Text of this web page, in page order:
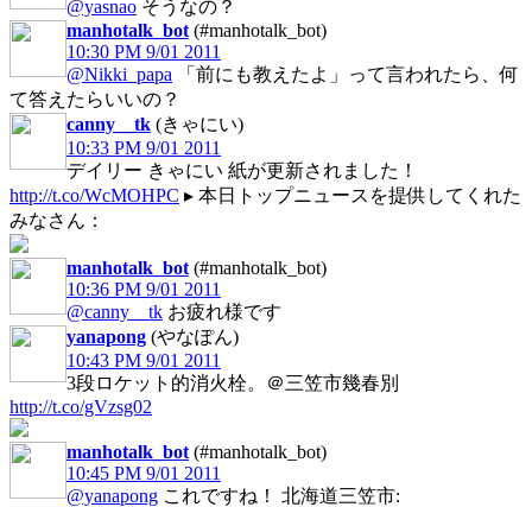
@yasnao そうなの？
manhotalk_bot (#manhotalk_bot)
10:30 PM 9/01 2011
@Nikki_papa 「前にも教えたよ」って言われたら、何
て答えたらいいの？
canny__tk (きゃにい)
10:33 PM 9/01 2011
デイリー きゃにい 紙が更新されました！
http://t.co/WcMOHPC ▸ 本日トップニュースを提供してくれた
みなさん：
manhotalk_bot (#manhotalk_bot)
10:36 PM 9/01 2011
@canny__tk お疲れ様です
yanapong (やなぽん)
10:43 PM 9/01 2011
3段ロケット的消火栓。＠三笠市幾春別
http://t.co/gVzsg02
manhotalk_bot (#manhotalk_bot)
10:45 PM 9/01 2011
@yanapong これですね！ 北海道三笠市: